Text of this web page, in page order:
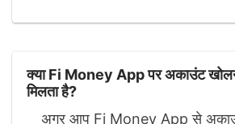
क्या Fi Money App पर अकाउंट खोलने
मिलता है?
अगर आप Fi Money App से